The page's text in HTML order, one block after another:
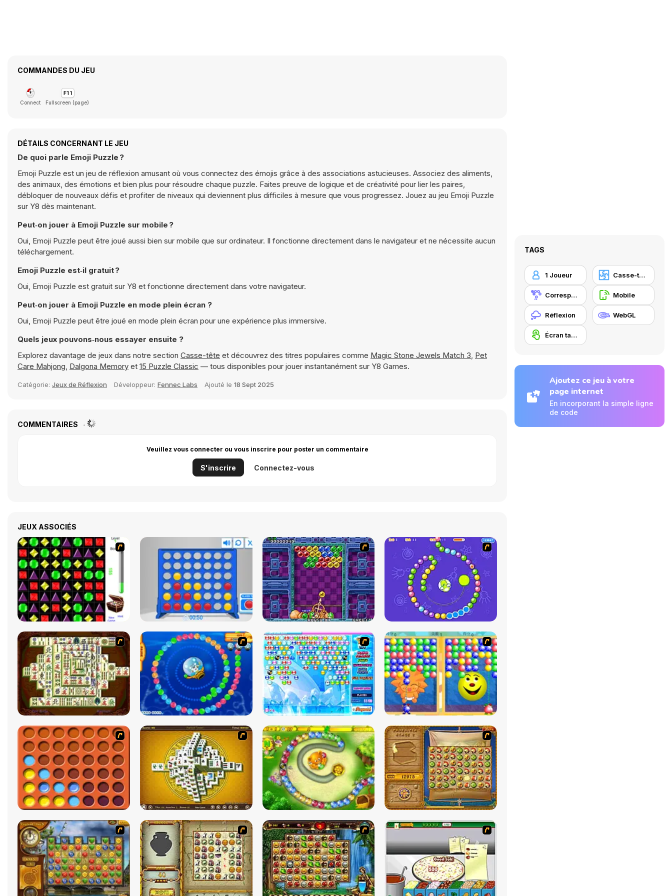
COMMANDES DU JEU
Connect Fullscreen (page)
DÉTAILS CONCERNANT LE JEU
De quoi parle Emoji Puzzle ?
Emoji Puzzle est un jeu de réflexion amusant où vous connectez des émojis grâce à des associations astucieuses. Associez des aliments,
des animaux, des émotions et bien plus pour résoudre chaque puzzle. Faites preuve de logique et de créativité pour lier les paires,
débloquer de nouveaux défis et profiter de niveaux qui deviennent plus difficiles à mesure que vous progressez. Jouez au jeu Emoji Puzzle
sur Y8 dès maintenant.
Peut‑on jouer à Emoji Puzzle sur mobile ?
Oui, Emoji Puzzle peut être joué aussi bien sur mobile que sur ordinateur. Il fonctionne directement dans le navigateur et ne nécessite aucun
téléchargement.
Emoji Puzzle est‑il gratuit ?
Oui, Emoji Puzzle est gratuit sur Y8 et fonctionne directement dans votre navigateur.
Peut‑on jouer à Emoji Puzzle en mode plein écran ?
Oui, Emoji Puzzle peut être joué en mode plein écran pour une expérience plus immersive.
Quels jeux pouvons‑nous essayer ensuite ?
Explorez davantage de jeux dans notre section Casse-tête et découvrez des titres populaires comme Magic Stone Jewels Match 3, Pet
Care Mahjong, Dalgona Memory et 15 Puzzle Classic — tous disponibles pour jouer instantanément sur Y8 Games.
Catégorie: Jeux de Réflexion Développeur: Fennec Labs Ajouté le 18 Sept 2025
COMMENTAIRES
Veuillez vous connecter ou vous inscrire pour poster un commentaire
S'inscrire Connectez-vous
JEUX ASSOCIÉS
TAGS
1 Joueur Casse-tête
Correspondance Mobile
Réflexion WebGL
Écran tactile
Ajoutez ce jeu à votre
page internet
En incorporant la simple ligne
de code